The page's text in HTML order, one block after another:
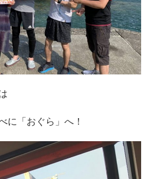
に「おぐら」へ！